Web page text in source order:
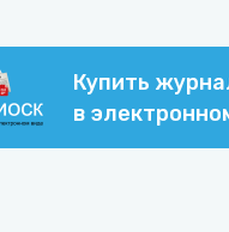
Купить
в